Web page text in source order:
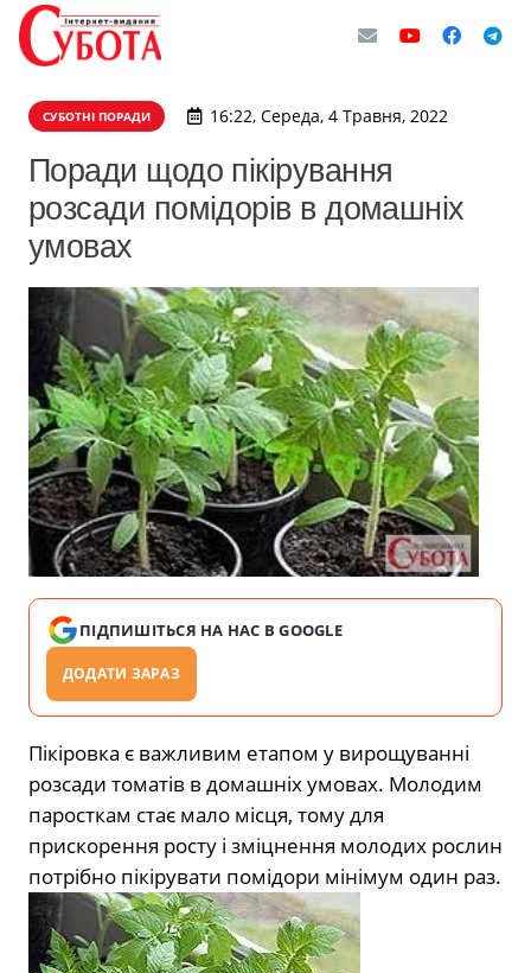
СУБОТНІ ПОРАДИ 16:22, Середа, 4 Травня, 2022
Поради щодо пікірування
розсади помідорів в домашніх
умовах
ПІДПИШІТЬСЯ НА НАС В GOOGLE
ДОДАТИ ЗАРАЗ
Пікіровка є важливим етапом у вирощуванні
розсади томатів в домашніх умовах. Молодим
паросткам стає мало місця, тому для
прискорення росту і зміцнення молодих рослин
потрібно пікірувати помідори мінімум один раз.